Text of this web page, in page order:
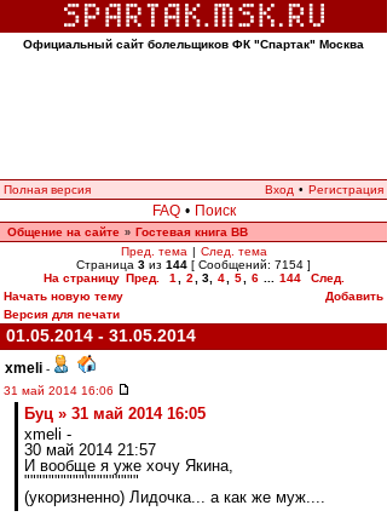
Официальный сайт болельщиков ФК "Спартак" Москва
Полная версия Вход • Регистрация
FAQ • Поиск
Общение на сайте » Гостевая книга ВВ
Пред. тема | След. тема
Страница 3 из 144 [ Сообщений: 7154 ]
На страницу Пред. 1 2 3, 4 5 6 144
След.
Начать новую тему
Добавить
Версия для печати
01.05.2014 - 31.05.2014
xmeli -
31 май 2014 16:06
Буц » 31 май 2014 16:05
xmeli -
30 май 2014 21:57
И вообще я уже хочу Якина,
"""""""""""""""""""
(укоризненно) Лидочка... а как же муж....